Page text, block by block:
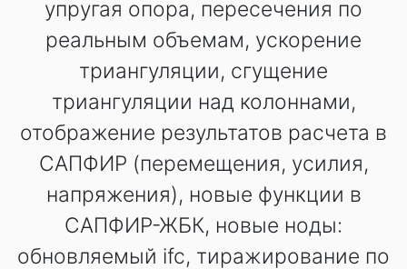
упругая опора, пересечения по
реальным объемам, ускорение
триангуляции, сгущение
триангуляции над колоннами,
отображение результатов расчета в
САПФИР (перемещения, усилия,
напряжения), новые функции в
САПФИР-ЖБК, новые ноды:
обновляемый ifc, тиражирование по